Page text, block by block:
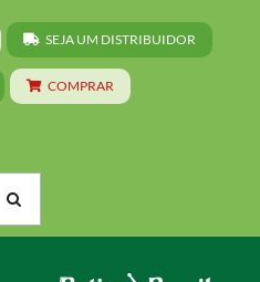
SEJA UM DISTRIBUIDOR
COMPRAR